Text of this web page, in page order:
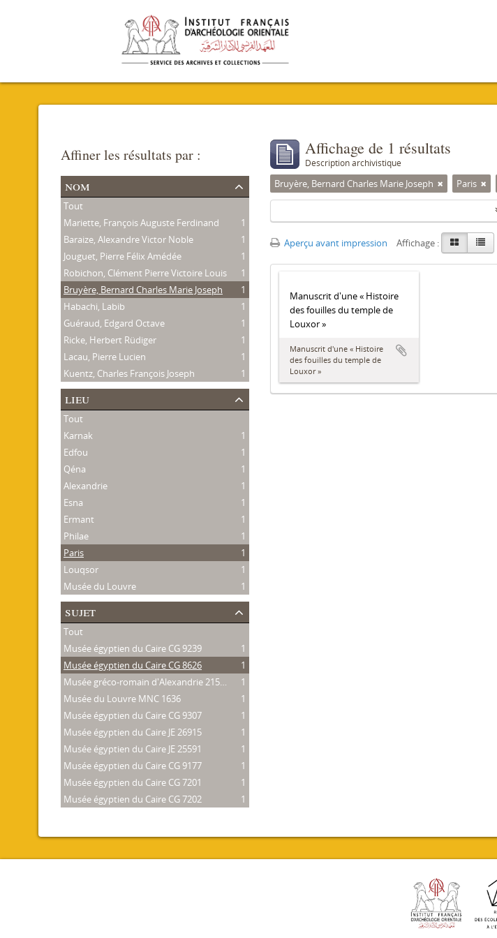
Affiner les résultats par :
nom
Tout
Mariette, François Auguste Ferdinand
1
Baraize, Alexandre Victor Noble
1
Jouguet, Pierre Félix Amédée
1
Robichon, Clément Pierre Victoire Louis
1
Bruyère, Bernard Charles Marie Joseph
1
Habachi, Labib
1
Guéraud, Edgard Octave
1
Ricke, Herbert Rüdiger
1
Lacau, Pierre Lucien
1
Kuentz, Charles François Joseph
1
lieu
Tout
Karnak
1
Edfou
1
Qéna
1
Alexandrie
1
Esna
1
Ermant
1
Philae
1
Paris
1
Louqsor
1
Musée du Louvre
1
sujet
Tout
Musée égyptien du Caire CG 9239
1
Musée égyptien du Caire CG 8626
1
Musée gréco-romain d'Alexandrie 21534
1
Musée du Louvre MNC 1636
1
Musée égyptien du Caire CG 9307
1
Musée égyptien du Caire JE 26915
1
Musée égyptien du Caire JE 25591
1
Musée égyptien du Caire CG 9177
1
Musée égyptien du Caire CG 7201
1
Musée égyptien du Caire CG 7202
1
Affichage de 1 résultats
Description archivistique
Bruyère, Bernard Charles Marie Joseph Paris
Aperçu avant impression Affichage :
Manuscrit d'une « Histoire
des fouilles du temple de
Louxor »
Manuscrit d'une « Histoire
des fouilles du temple de
Louxor »